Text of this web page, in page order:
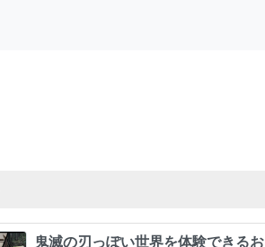
鬼滅の刃っぽい世界を体験できるお